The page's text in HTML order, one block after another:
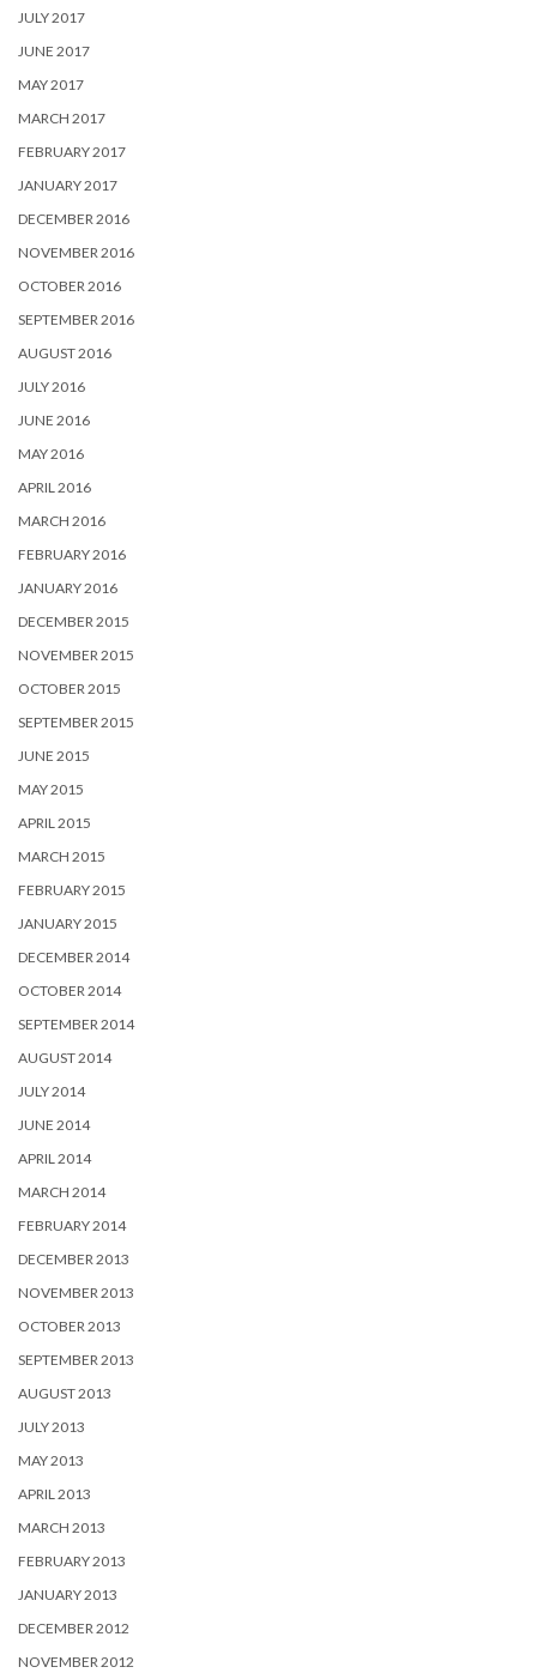
JULY 2017
JUNE 2017
MAY 2017
MARCH 2017
FEBRUARY 2017
JANUARY 2017
DECEMBER 2016
NOVEMBER 2016
OCTOBER 2016
SEPTEMBER 2016
AUGUST 2016
JULY 2016
JUNE 2016
MAY 2016
APRIL 2016
MARCH 2016
FEBRUARY 2016
JANUARY 2016
DECEMBER 2015
NOVEMBER 2015
OCTOBER 2015
SEPTEMBER 2015
JUNE 2015
MAY 2015
APRIL 2015
MARCH 2015
FEBRUARY 2015
JANUARY 2015
DECEMBER 2014
OCTOBER 2014
SEPTEMBER 2014
AUGUST 2014
JULY 2014
JUNE 2014
APRIL 2014
MARCH 2014
FEBRUARY 2014
DECEMBER 2013
NOVEMBER 2013
OCTOBER 2013
SEPTEMBER 2013
AUGUST 2013
JULY 2013
MAY 2013
APRIL 2013
MARCH 2013
FEBRUARY 2013
JANUARY 2013
DECEMBER 2012
NOVEMBER 2012